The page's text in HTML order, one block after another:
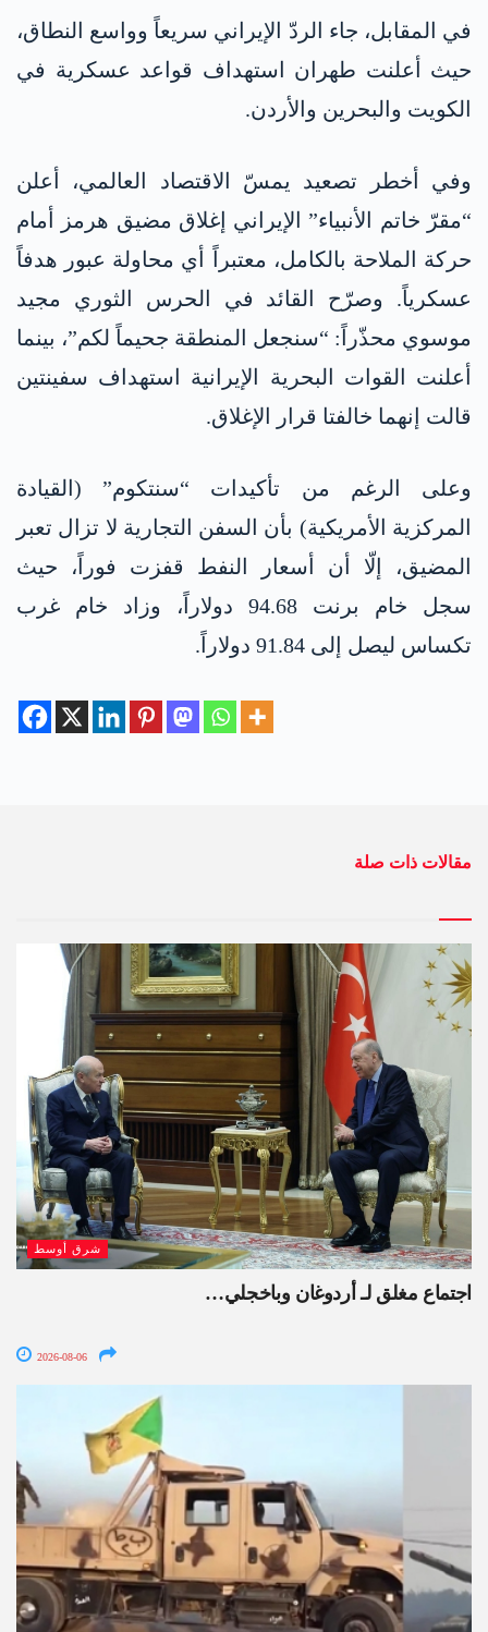
في المقابل، جاء الردّ الإيراني سريعاً وواسع النطاق،
حيث أعلنت طهران استهداف قواعد عسكرية في
الكويت والبحرين والأردن.
وفي أخطر تصعيد يمسّ الاقتصاد العالمي، أعلن
“مقرّ خاتم الأنبياء” الإيراني إغلاق مضيق هرمز أمام
حركة الملاحة بالكامل، معتبراً أي محاولة عبور هدفاً
عسكرياً. وصرّح القائد في الحرس الثوري مجيد
موسوي محذّراً: “سنجعل المنطقة جحيماً لكم”، بينما
أعلنت القوات البحرية الإيرانية استهداف سفينتين
قالت إنهما خالفتا قرار الإغلاق.
وعلى الرغم من تأكيدات “سنتكوم” (القيادة
المركزية الأمريكية) بأن السفن التجارية لا تزال تعبر
المضيق، إلّا أن أسعار النفط قفزت فوراً، حيث
سجل خام برنت 94.68 دولاراً، وزاد خام غرب
تكساس ليصل إلى 91.84 دولاراً.
مقالات ذات صلة
شرق أوسط
اجتماع مغلق لـ أردوغان وباخجلي…
2026-08-06